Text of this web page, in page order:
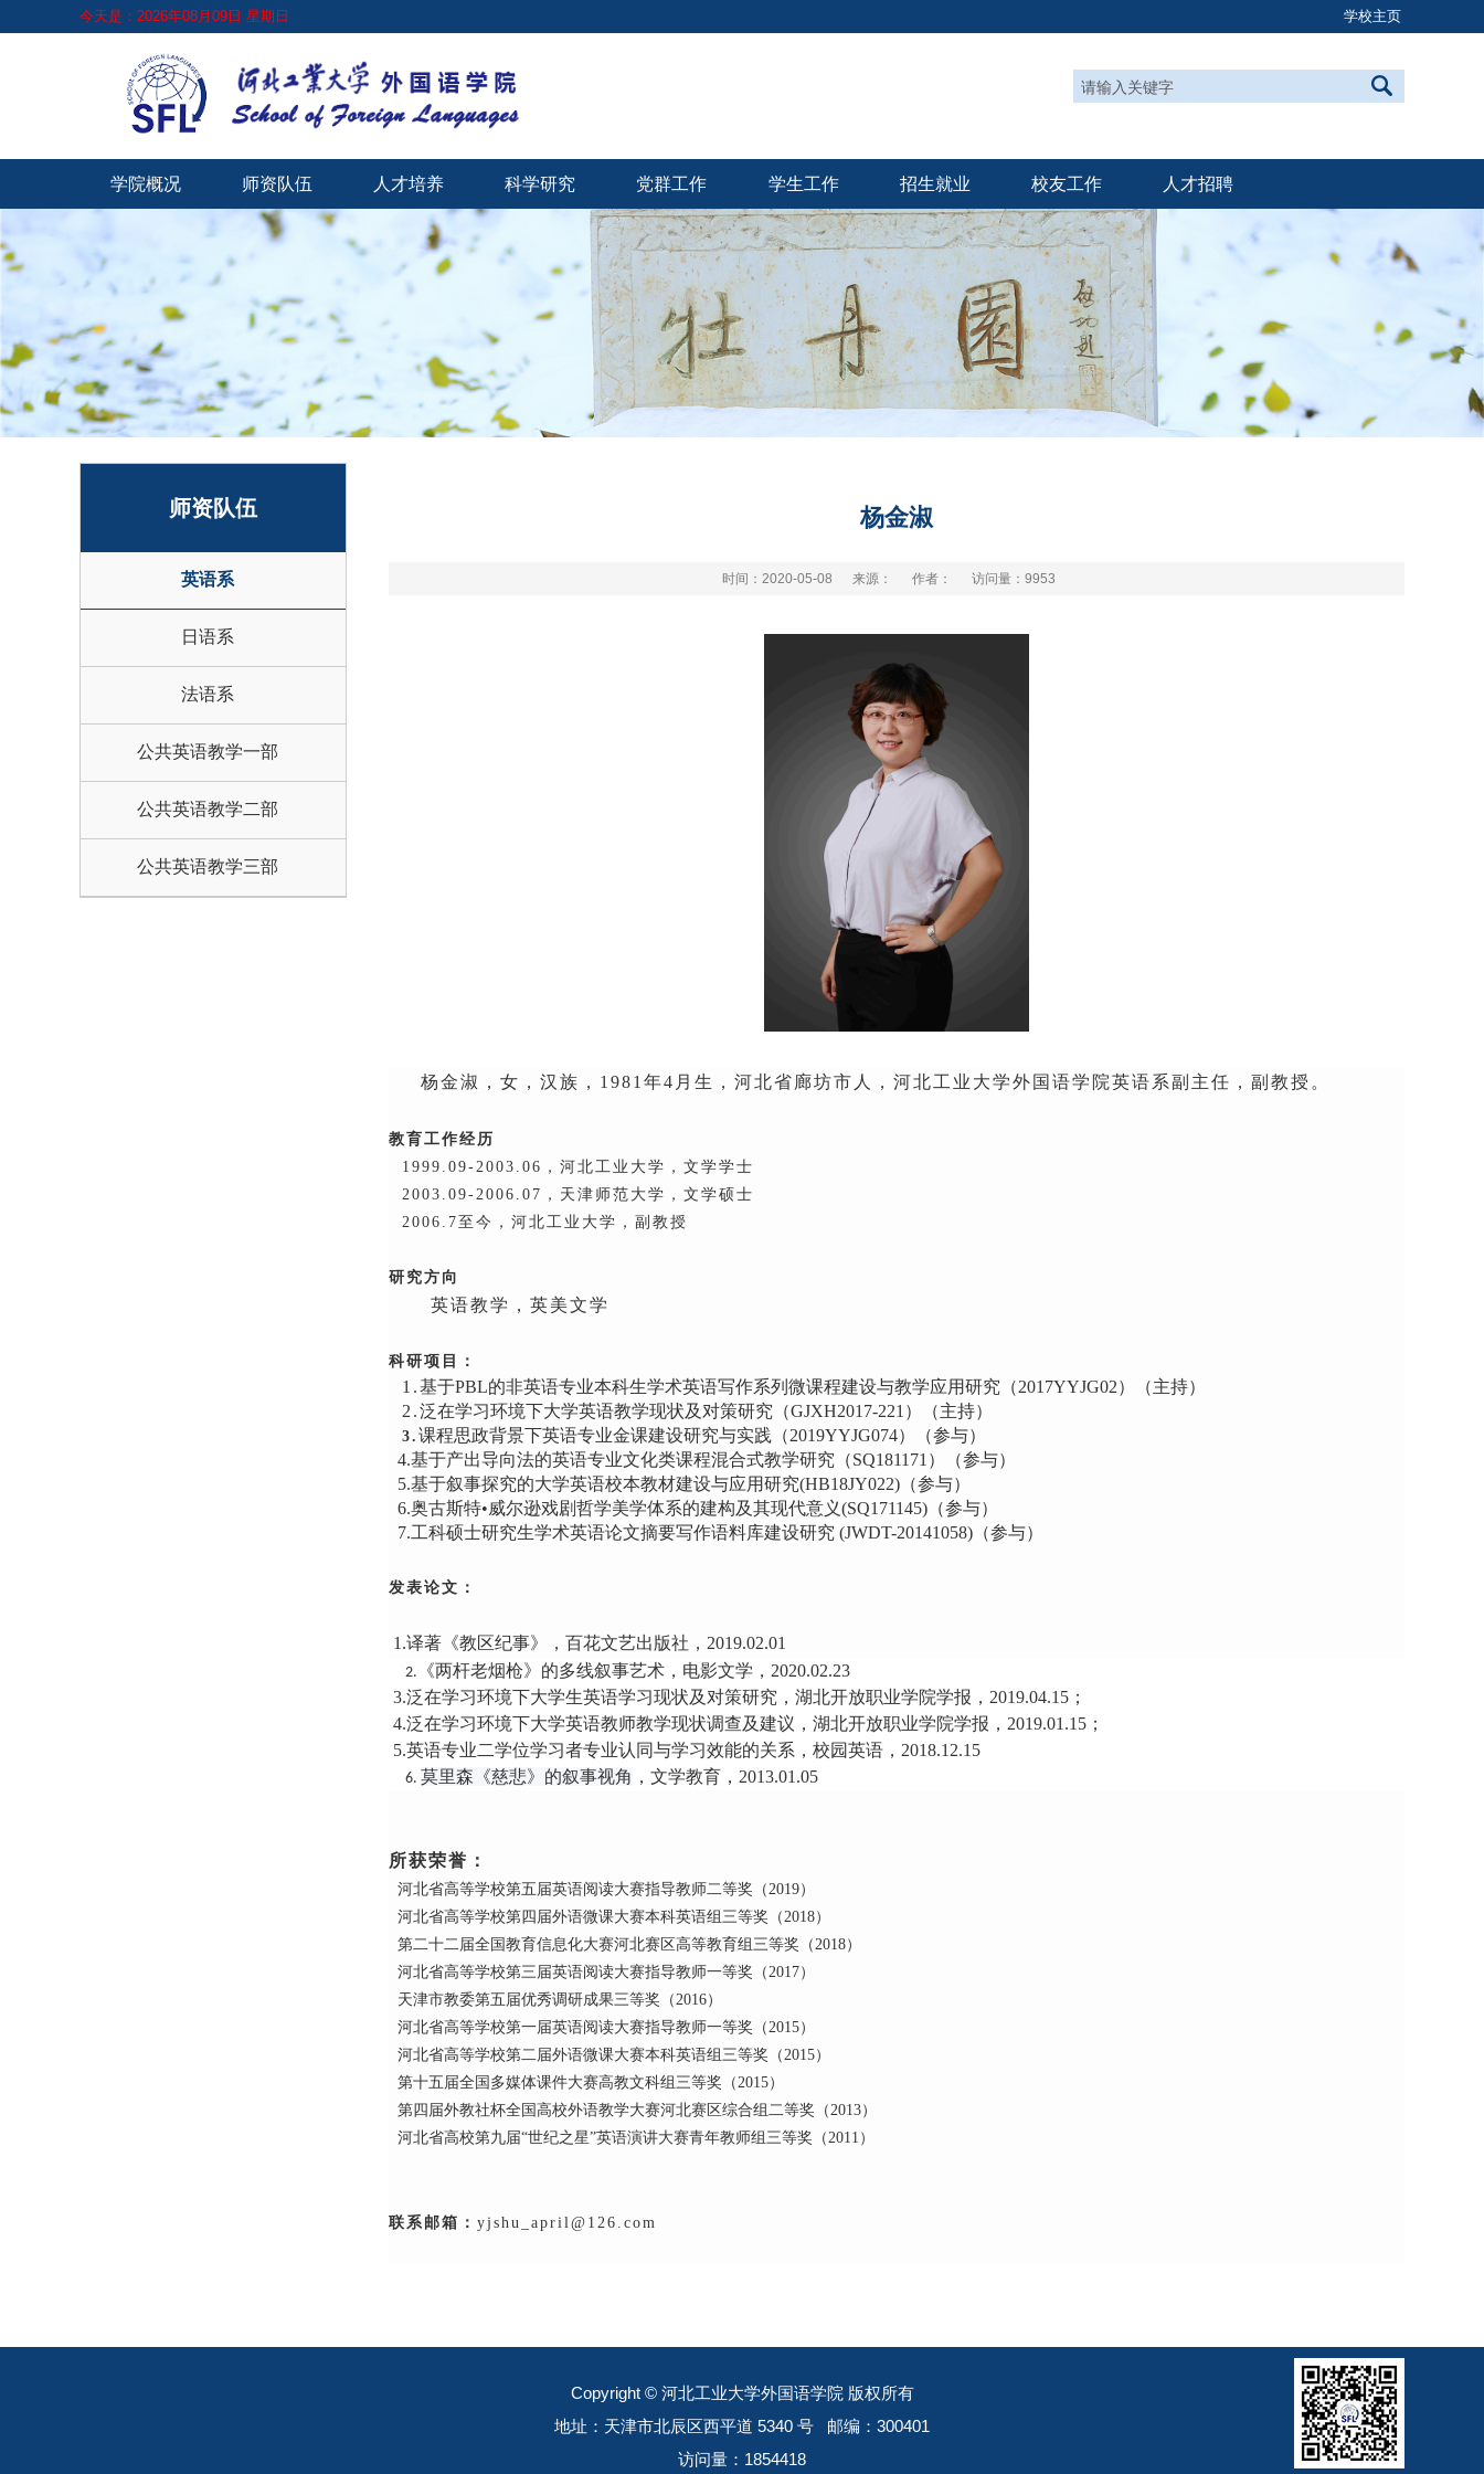
今天是：2026年08月09日 星期日 学校主页
学院概况 师资队伍 人才培养 科学研究 党群工作 学生工作 招生就业 校友工作 人才招聘
师资队伍
英语系
日语系
法语系
公共英语教学一部
公共英语教学二部
公共英语教学三部
杨金淑
时间：2020-05-08 来源： 作者： 访问量： 9953
杨金淑，女，汉族， 1981年4月生，河北省廊坊市人，河北工业大学外国语学院英语系副主任，副教授。
教育工作经历
1999.09-2003.06，河北工业大学，文学学士
2003.09-2006.07，天津师范大学，文学硕士
2006.7至今，河北工业大学，副教授
研究方向
英语教学，英美文学
科研项目：
1.基于PBL的非英语专业本科生学术英语写作系列微课程建设与教学应用研究（2017YYJG02）（主持）
2.泛在学习环境下大学英语教学现状及对策研究（GJXH2017-221）（主持）
3.课程思政背景下英语专业金课建设研究与实践（2019YYJG074）（参与）
4.基于产出导向法的英语专业文化类课程混合式教学研究（SQ181171）（参与）
5.基于叙事探究的大学英语校本教材建设与应用研究(HB18JY022)（参与）
6.奥古斯特•威尔逊戏剧哲学美学体系的建构及其现代意义(SQ171145)（参与）
7.工科硕士研究生学术英语论文摘要写作语料库建设研究 (JWDT-20141058) （参与）
发表论文：
1.译著《教区纪事》，百花文艺出版社， 2019.02.01
2. 《两杆老烟枪》的多线叙事艺术 ， 电影文学， 2020.02.23
3.泛在学习环境下大学生英语学习现状及对策研究， 湖北开放职业学院学报， 2019.04.15；
4.泛在学习环境下大学英语教师教学现状调查及建议，湖北开放职业学院学报， 2019.01.15；
5.英语专业二学位学习者专业认同与学习效能的关系，校园英语， 2018.12.15
6. 莫里森《慈悲》的叙事视角 ，文学教育， 2013.01.05
所获荣誉：
河北省高等学校第五届英语阅读大赛指导教师二等奖（2019）
河北省高等学校第四届外语微课大赛本科英语组三等奖（2018）
第二十二届全国教育信息化大赛河北赛区高等教育组三等奖（2018）
河北省高等学校第三届英语阅读大赛指导教师一等奖（2017）
天津市教委第五届优秀调研成果三等奖（2016）
河北省高等学校第一届英语阅读大赛指导教师一等奖（2015）
河北省高等学校第二届外语微课大赛本科英语组三等奖（2015）
第十五届全国多媒体课件大赛高教文科组三等奖（2015）
第四届外教社杯全国高校外语教学大赛河北赛区综合组二等奖（2013）
河北省高校第九届“世纪之星”英语演讲大赛青年教师组三等奖（2011）
联系邮箱： yjshu_april@1 26 .com
Copyright © 河北工业大学外国语学院 版权所有
地址：天津市北辰区西平道 5340 号 邮编：300401
访问量： 1854418